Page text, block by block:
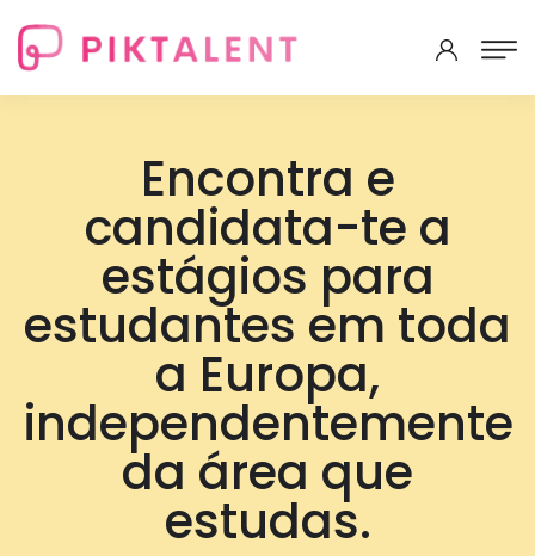
Encontra e
candidata-te a
estágios para
estudantes em toda
a Europa,
independentemente
da área que
estudas.